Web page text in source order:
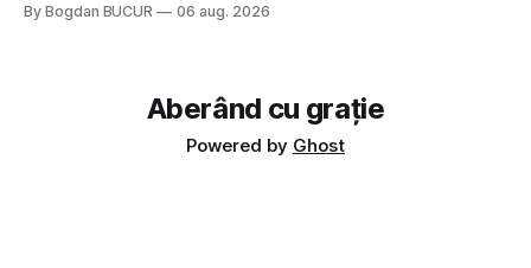
timp pui și latră prin gard la lumea care trece prin zonă). Am
By Bogdan BUCUR 06 aug. 2026
Aberând cu grație
Powered by Ghost